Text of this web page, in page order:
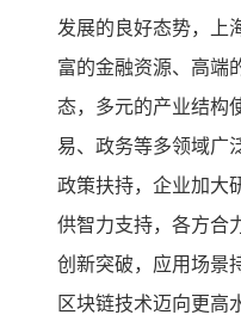
发展的良好态势，上
富的金融资源、高端
态，多元的产业结构
易、政务等多领域广
政策扶持，企业加大
供智力支持，各方合
创新突破，应用场景
区块链技术迈向更高